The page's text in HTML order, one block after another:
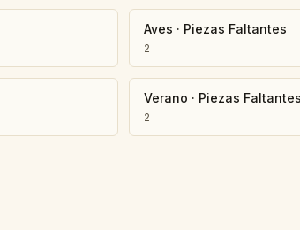
Aves · Piezas Faltantes
2
Verano · Piezas Faltantes
2